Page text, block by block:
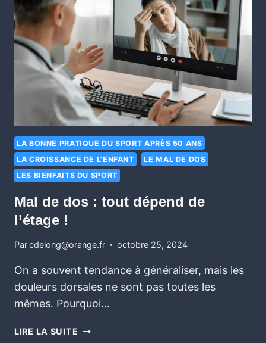
LA BONNE PRATIQUE DU SPORT APRÈS 50 ANS
LA CROISSANCE DE L'ENFANT
LE MAL DE DOS
LES BIENFAITS DU SPORT
Mal de dos : tout dépend de
l’étage !
Parcdelong@orange.fr octobre 25, 2024
On a souvent tendance à généraliser, mais les
douleurs dorsales ne sont pas toutes les
mêmes. Pourquoi…
LIRE LA SUITE